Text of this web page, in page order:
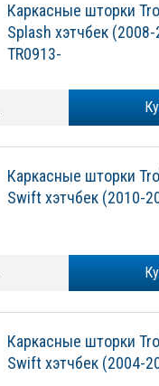
Каркасные шторки
Splash хэтчбек
TR0913-
Каркасные шторки
Swift хэтчбек (2010-
Каркасные шторки
Swift хэтчбек (2004-